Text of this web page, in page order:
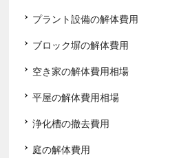
プラント設備の解体費用
ブロック塀の解体費用
空き家の解体費用相場
平屋の解体費用相場
浄化槽の撤去費用
庭の解体費用